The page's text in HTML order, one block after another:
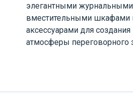
элегантными журнальными
вместительными шкафами
аксессуарами для
атмосферы переговорного